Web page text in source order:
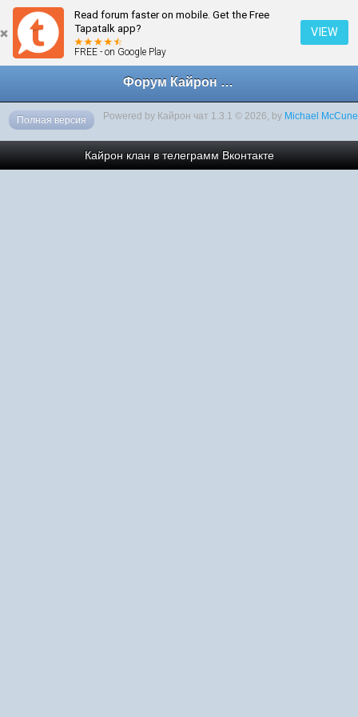
Read forum faster on mobile. Get the Free
Tapatalk app?
FREE - on Google Play
VIEW
Форум Кайрон клана
Powered by Кайрон чат 1.3.1 © 2026, by Michael McCune
Полная версия
Кайрон клан в телеграмм Вконтакте